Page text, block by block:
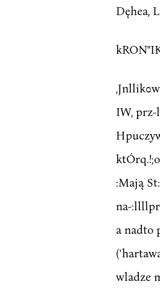
Dęhea,
IW, prz-
:Mają
na-
a nadto
wladze